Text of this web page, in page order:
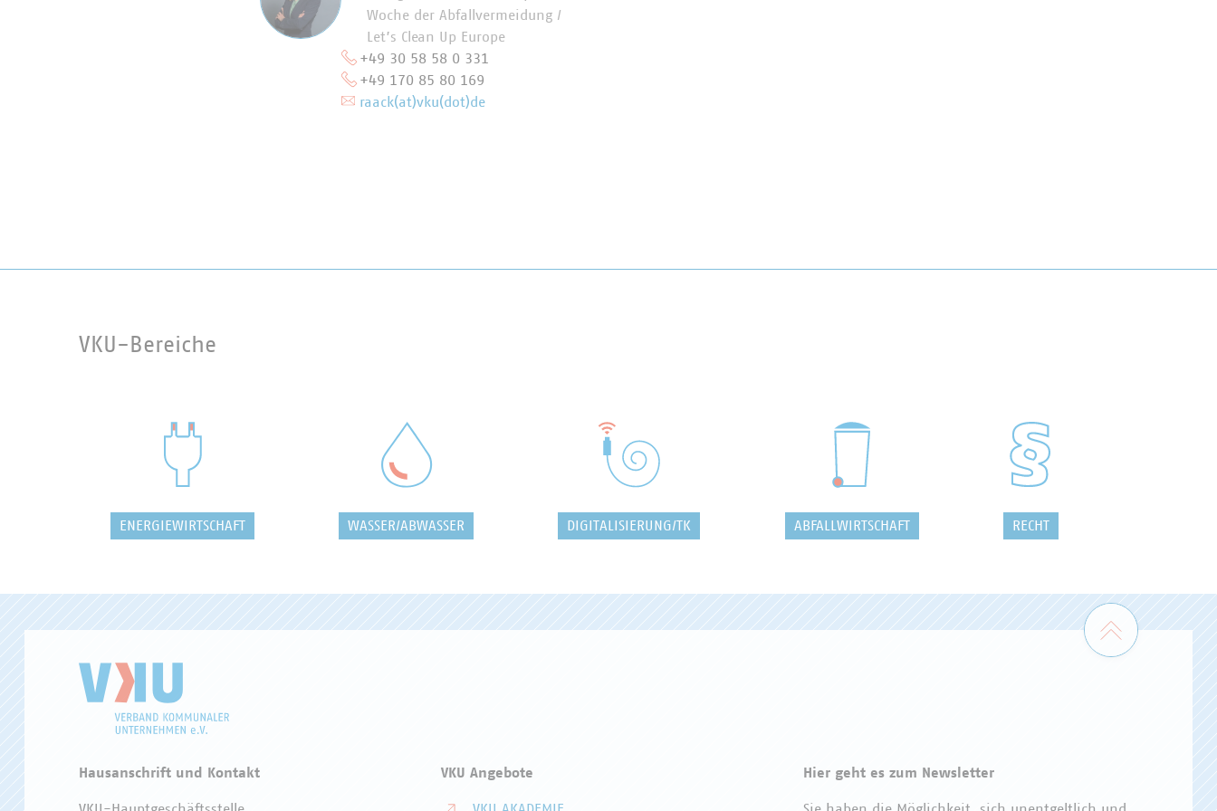
Woche der Abfallvermeidung /
Let’s Clean Up Europe
+49 30 58 58 0 331
+49 170 85 80 169
raack(at)vku(dot)de
VKU-Bereiche
ENERGIEWIRTSCHAFT WASSER/ABWASSER DIGITALISIERUNG/TK ABFALLWIRTSCHAFT RECHT
Zum
Hausanschrift und Kontakt VKU Angebote Hier geht es zum Newsletter